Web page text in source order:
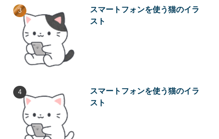
スマートフォンを使う猫のイラ
スト
スマートフォンを使う猫のイラ
スト